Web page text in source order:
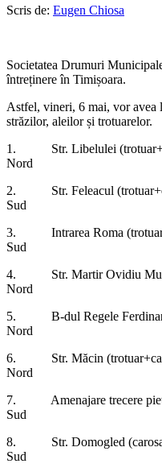
Scris de: Eugen Chiosa
Societatea Drumuri
întreținere în Timișoara.
Astfel, vineri, 6 mai, vor avea
străzilor, aleilor și trotuarelor.
1. Str. Libelulei
Nord
2. Str. Feleacul
Sud
3. Intrarea Roma
Sud
4. Str. Martir Ovidiu
Nord
5. B-dul Regele
Nord
6. Str. Măcin
7. Amenajare trecere
Sud
8. Str. Domogled
Sud